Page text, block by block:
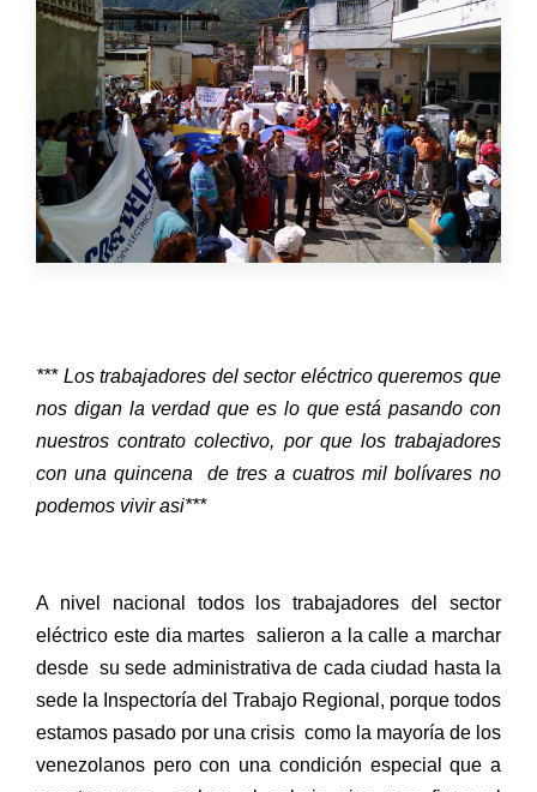
*** Los trabajadores del sector eléctrico queremos que
nos digan la verdad que es lo que está pasando con
nuestros contrato colectivo, por que los trabajadores
con una quincena
de tres a cuatros mil bolívares no
podemos vivir asi***
A nivel nacional todos los trabajadores del sector
eléctrico este dia martes salieron a la calle a marchar
desde su sede administrativa de cada ciudad hasta la
sede la Inspectoría del Trabajo Regional, porque todos
estamos pasado por una crisis como la mayoría de los
venezolanos pero con una condición especial que a